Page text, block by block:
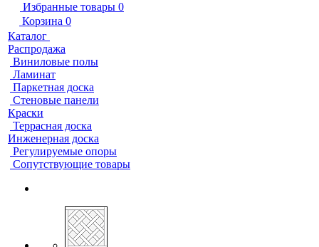
Избранные товары 0
Корзина 0
Каталог
Распродажа
Виниловые полы
Ламинат
Паркетная доска
Стеновые панели
Краски
Террасная доска
Инженерная доска
Регулируемые опоры
Сопутствующие товары